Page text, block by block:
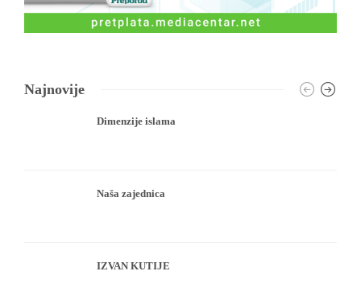
Najnovije
Dimenzije islama
Naša zajednica
IZVAN KUTIJE